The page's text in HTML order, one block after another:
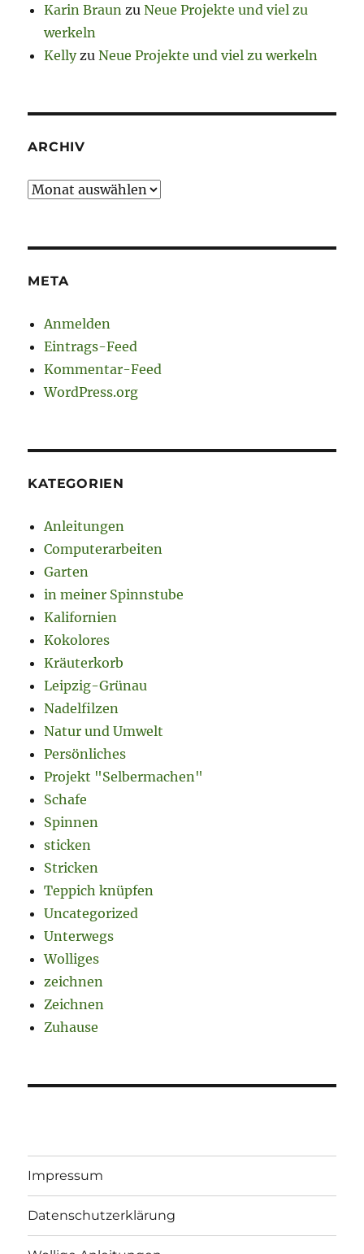
Karin Braun zuNeue Projekte und viel zu
werkeln
KellyzuNeue Projekte und viel zu werkeln
ARCHIV
Archiv
META
Anmelden
Eintrags-Feed
Kommentar-Feed
WordPress.org
KATEGORIEN
Anleitungen
Computerarbeiten
Garten
in meiner Spinnstube
Kalifornien
Kokolores
Kräuterkorb
Leipzig-Grünau
Nadelfilzen
Natur und Umwelt
Persönliches
Projekt "Selbermachen"
Schafe
Spinnen
sticken
Stricken
Teppich knüpfen
Uncategorized
Unterwegs
Wolliges
zeichnen
Zeichnen
Zuhause
Impressum
Datenschutzerklärung